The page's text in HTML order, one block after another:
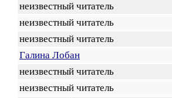
неизвестный читатель
неизвестный читатель
неизвестный читатель
Галина Лобан
неизвестный читатель
неизвестный читатель